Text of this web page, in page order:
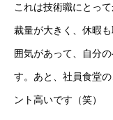
これは技術職にとっ
裁量が大きく、休暇
囲気があって、自分
す。あと、社員食堂
ント高いです（笑）